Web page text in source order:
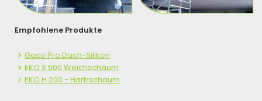
Empfohlene Produkte
Gaco Pro Dach-Silikon
EKO S 500 Weichschaum
EKO H 200 - Hartrschaum